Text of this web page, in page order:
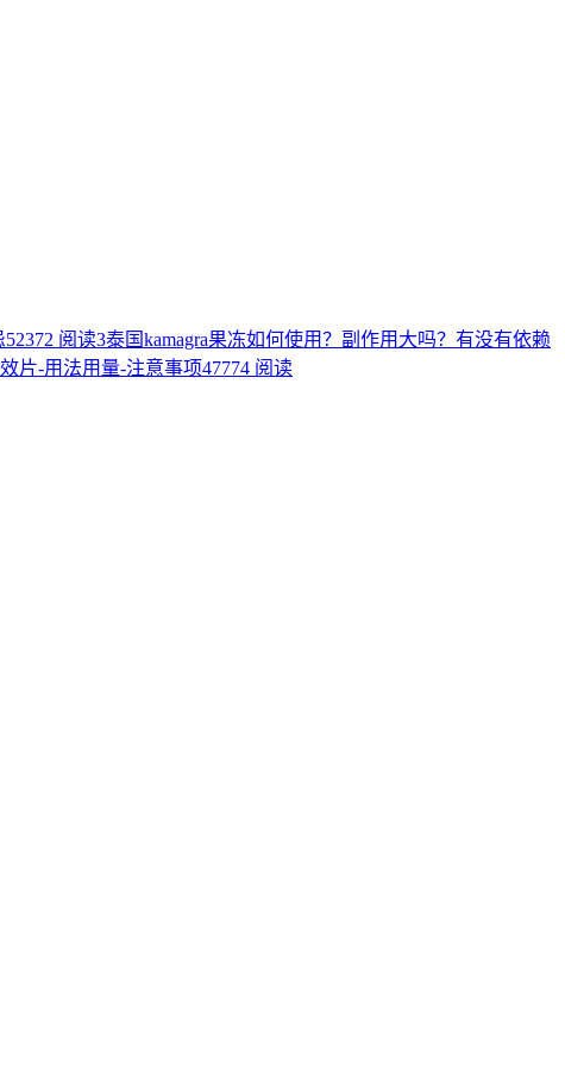
52372 阅读3泰国kamagra果冻如何使用？副作用大吗？有没有依赖
片-用法用量-注意事项47774 阅读